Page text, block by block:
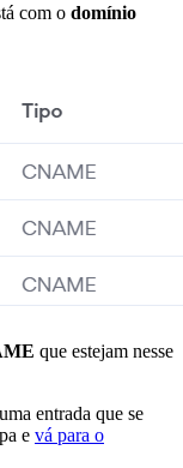
com o domínio
que estejam nesse
entrada que se
e vá para o